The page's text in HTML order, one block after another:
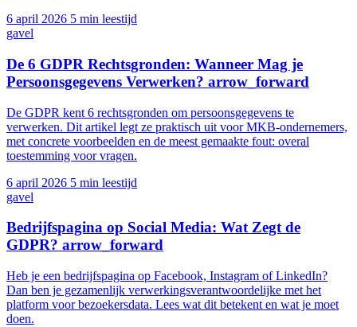
6 april 2026 5 min leestijd
gavel
De 6 GDPR Rechtsgronden: Wanneer Mag je
Persoonsgegevens Verwerken? arrow_forward
De GDPR kent 6 rechtsgronden om persoonsgegevens te
verwerken. Dit artikel legt ze praktisch uit voor MKB-ondernemers,
met concrete voorbeelden en de meest gemaakte fout: overal
toestemming voor vragen.
6 april 2026 5 min leestijd
gavel
Bedrijfspagina op Social Media: Wat Zegt de
GDPR? arrow_forward
Heb je een bedrijfspagina op Facebook, Instagram of LinkedIn?
Dan ben je gezamenlijk verwerkingsverantwoordelijke met het
platform voor bezoekersdata. Lees wat dit betekent en wat je moet
doen.